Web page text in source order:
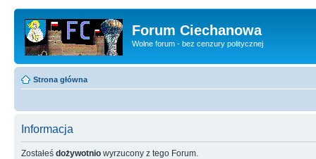
Forum Ciechanowa
Wolne forum - bez cenzury politycznej
Strona główna
Informacja
Zostałeś dożywotnio wyrzucony z tego Forum.